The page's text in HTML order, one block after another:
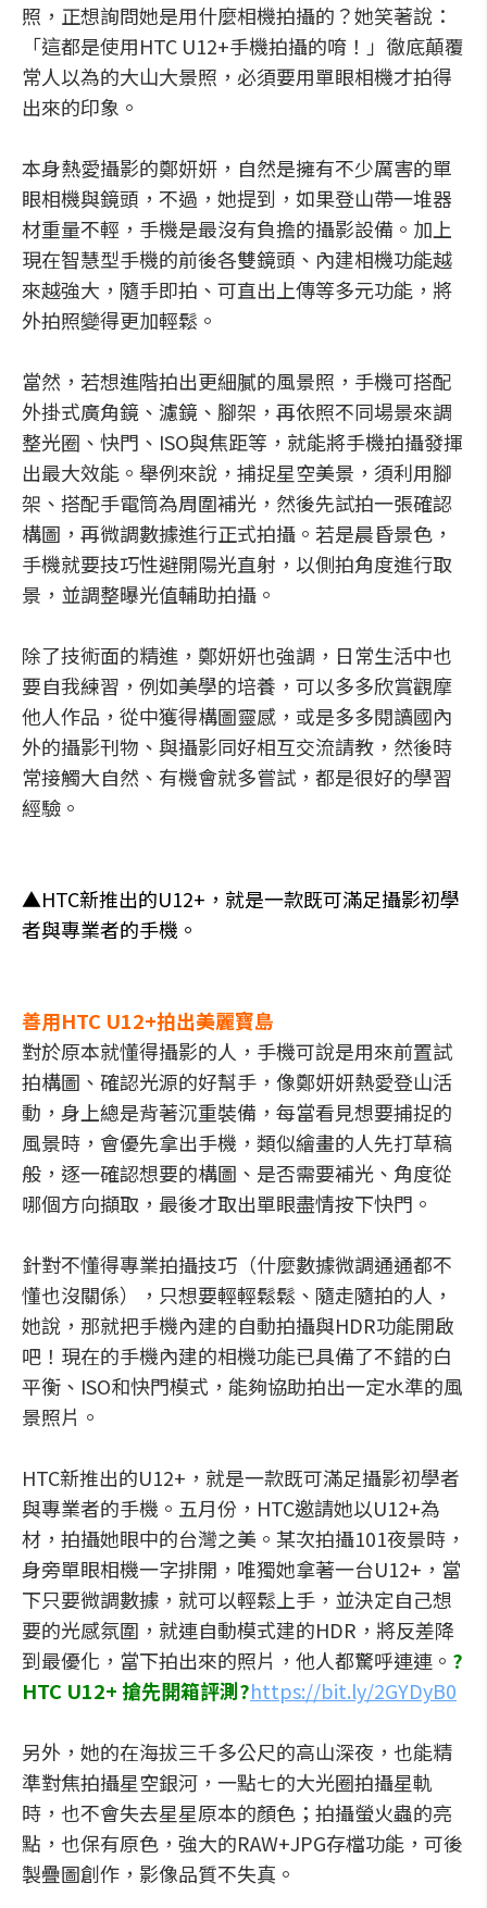
照，正想詢問她是用什麼相機拍攝的？她笑著說：
「這都是使用HTC U12+手機拍攝的唷！」徹底顛覆
常人以為的大山大景照，必須要用單眼相機才拍得
出來的印象。
本身熱愛攝影的鄭妍妍，自然是擁有不少厲害的單
眼相機與鏡頭，不過，她提到，如果登山帶一堆器
材重量不輕，手機是最沒有負擔的攝影設備。加上
現在智慧型手機的前後各雙鏡頭、內建相機功能越
來越強大，隨手即拍、可直出上傳等多元功能，將
外拍照變得更加輕鬆。
當然，若想進階拍出更細膩的風景照，手機可搭配
外掛式廣角鏡、濾鏡、腳架，再依照不同場景來調
整光圈、快門、ISO與焦距等，就能將手機拍攝發揮
出最大效能。舉例來說，捕捉星空美景，須利用腳
架、搭配手電筒為周圍補光，然後先試拍一張確認
構圖，再微調數據進行正式拍攝。若是晨昏景色，
手機就要技巧性避開陽光直射，以側拍角度進行取
景，並調整曝光值輔助拍攝。
除了技術面的精進，鄭妍妍也強調，日常生活中也
要自我練習，例如美學的培養，可以多多欣賞觀摩
他人作品，從中獲得構圖靈感，或是多多閱讀國內
外的攝影刊物、與攝影同好相互交流請教，然後時
常接觸大自然、有機會就多嘗試，都是很好的學習
經驗。
▲HTC新推出的U12+，就是一款既可滿足攝影初學
者與專業者的手機。
善用HTC U12+拍出美麗寶島
對於原本就懂得攝影的人，手機可說是用來前置試
拍構圖、確認光源的好幫手，像鄭妍妍熱愛登山活
動，身上總是背著沉重裝備，每當看見想要捕捉的
風景時，會優先拿出手機，類似繪畫的人先打草稿
般，逐一確認想要的構圖、是否需要補光、角度從
哪個方向擷取，最後才取出單眼盡情按下快門。
針對不懂得專業拍攝技巧（什麼數據微調通通都不
懂也沒關係），只想要輕輕鬆鬆、隨走隨拍的人，
她說，那就把手機內建的自動拍攝與HDR功能開啟
吧！現在的手機內建的相機功能已具備了不錯的白
平衡、ISO和快門模式，能夠協助拍出一定水準的風
景照片。
HTC新推出的U12+，就是一款既可滿足攝影初學者
與專業者的手機。五月份，HTC邀請她以U12+為
材，拍攝她眼中的台灣之美。某次拍攝101夜景時，
身旁單眼相機一字排開，唯獨她拿著一台U12+，當
下只要微調數據，就可以輕鬆上手，並決定自己想
要的光感氛圍，就連自動模式建的HDR，將反差降
到最優化，當下拍出來的照片，他人都驚呼連連。 ?
HTC U12+ 搶先開箱評測?https://bit.ly/2GYDyB0
另外，她的在海拔三千多公尺的高山深夜，也能精
準對焦拍攝星空銀河，一點七的大光圈拍攝星軌
時，也不會失去星星原本的顏色；拍攝螢火蟲的亮
點，也保有原色，強大的RAW+JPG存檔功能，可後
製疊圖創作，影像品質不失真。